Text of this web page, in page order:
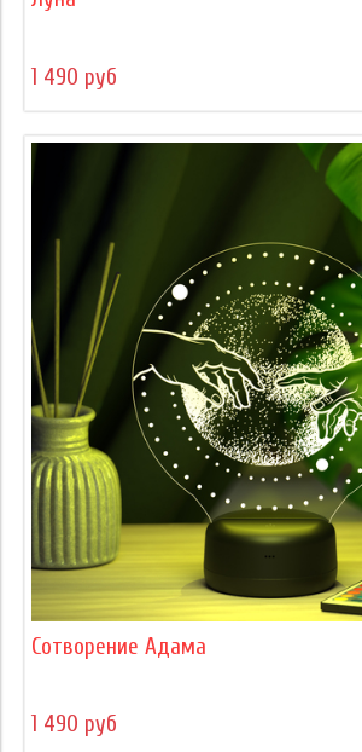
1 490 руб
Сотворение Адама
1 490 руб